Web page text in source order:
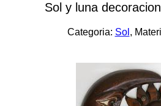
Sol y luna
Categoria: Sol ,